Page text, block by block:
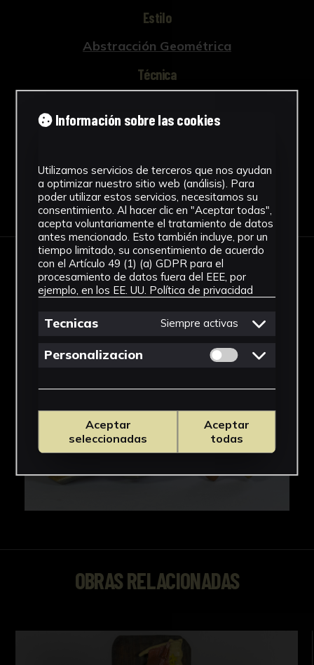
Estilo
Abstracción Geométrica
Técnica
Ver más
Descargar Ficha
IMÁGENES
OBRAS RELACIONADAS
Información sobre las cookies
Utilizamos servicios de terceros que nos ayudan
a optimizar nuestro sitio web (análisis). Para
poder utilizar estos servicios, necesitamos su
consentimiento. Al hacer clic en "Aceptar todas",
acepta voluntariamente el tratamiento de datos
antes mencionado. Esto también incluye, por un
tiempo limitado, su consentimiento de acuerdo
con el Artículo 49 (1) (a) GDPR para el
procesamiento de datos fuera del EEE, por
ejemplo, en los EE. UU. Política de privacidad
Tecnicas Siempre activas
Personalizacion Permitir cookies
Aceptar
seleccionadas
Aceptar
todas